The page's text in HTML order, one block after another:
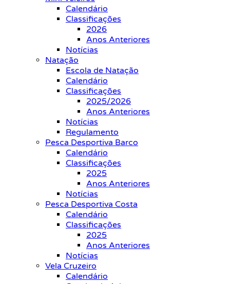
Calendário
Classificações
2026
Anos Anteriores
Notícias
Natação
Escola de Natação
Calendário
Classificações
2025/2026
Anos Anteriores
Notícias
Regulamento
Pesca Desportiva Barco
Calendário
Classificações
2025
Anos Anteriores
Notícias
Pesca Desportiva Costa
Calendário
Classificações
2025
Anos Anteriores
Notícias
Vela Cruzeiro
Calendário